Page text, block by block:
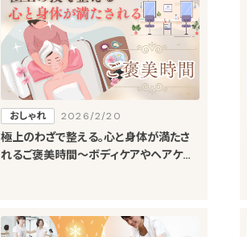
おしゃれ 2026/2/20
極上のわざで整える。心と身体が満たさ
れるご褒美時間～ボディケアやヘアケア